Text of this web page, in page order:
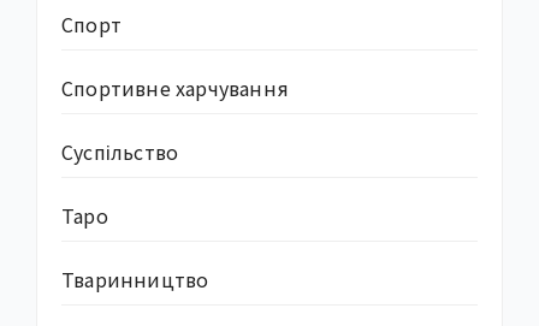
Спорт
Спортивне харчування
Суcпільство
Таро
Тваринництво